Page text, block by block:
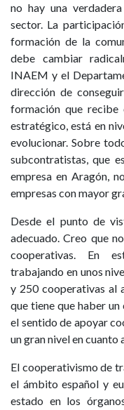
no hay una
sector. La
formación de la
debe cambiar
INAEM y el
dirección de
formación que recibe
estratégico, está en
evolucionar. Sobre
subcontratistas, que
empresa en Aragón,
empresas con mayor
Desde el punto de
adecuado. Creo que
cooperativas. En
trabajando en unos
y 250 cooperativas al
que tiene que haber
el sentido de apoyar
un gran nivel en
El cooperativismo de
el ámbito español y
estado en los